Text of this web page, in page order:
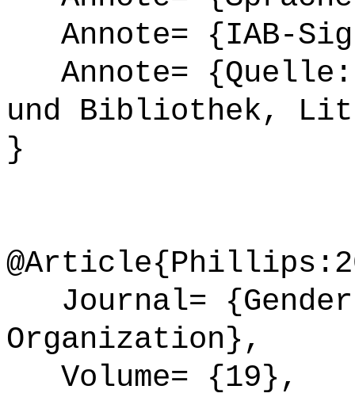
Annote= {IAB-
Annote= {Quelle:
und Bibliothek,
}
Journal=
Organization},
Volume= {19},